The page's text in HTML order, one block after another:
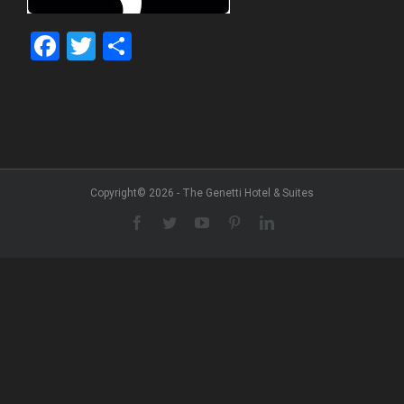
Facebook
Twitter
Copyright© 2026 - The Genetti Hotel & Suites
Facebook
TwitterYouTubePinterestLinkedIn